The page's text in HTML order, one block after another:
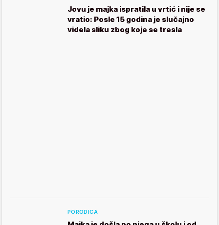
Jovu je majka ispratila u vrtić i nije se
vratio: Posle 15 godina je slučajno
videla sliku zbog koje se tresla
PORODICA